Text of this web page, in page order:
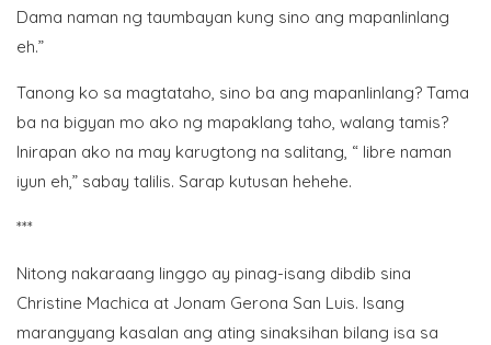
Dama naman ng taumbayan kung sino ang mapanlinlang
eh.”
Tanong ko sa magtataho, sino ba ang mapanlinlang? Tama
ba na bigyan mo ako ng mapaklang taho, walang tamis?
Inirapan ako na may karugtong na salitang, “ libre naman
iyun eh,” sabay talilis. Sarap kutusan hehehe.
***
Nitong nakaraang linggo ay pinag-isang dibdib sina
Christine Machica at Jonam Gerona San Luis. Isang
marangyang kasalan ang ating sinaksihan bilang isa sa